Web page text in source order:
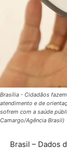
Brasília - Cidadãos
atendimento e de
sofrem com a saúde
Camargo/Agência Brasil)
Brasil – Dados